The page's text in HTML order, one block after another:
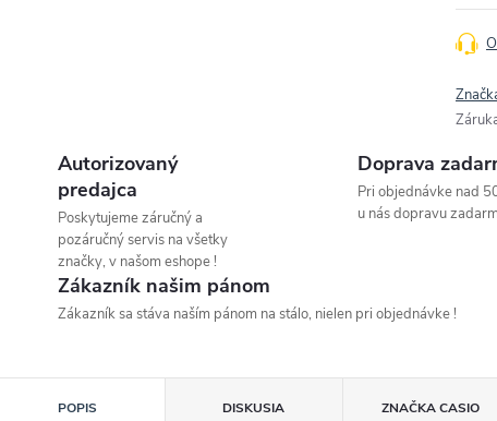
Autorizovaný
predajca
Poskytujeme záručný a
pozáručný servis na všetky
značky, v našom eshope !
Doprava
Pri objednávke nad
u nás dopravu
Zákazník našim pánom
Zákazník sa stáva naším pánom na stálo, nielen pri objednávke !
POPIS DISKUSIA ZNAČKACASIO